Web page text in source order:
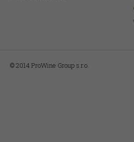
© 2014 ProWine Group s.r.o.